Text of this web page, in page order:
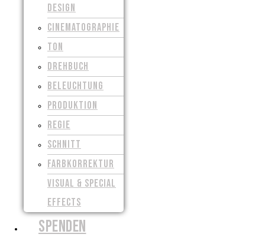
DESIGN
CINEMATOGRAPHIE
TON
DREHBUCH
BELEUCHTUNG
PRODUKTION
REGIE
SCHNITT
FARBKORREKTUR
VISUAL & SPECIAL
EFFECTS
SPENDEN